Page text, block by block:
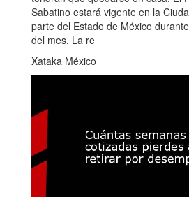
Sabatino estará vigente en la
parte del Estado de México
del mes. La re
Xataka México